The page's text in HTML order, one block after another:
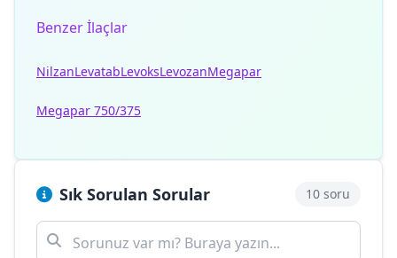
Benzer İlaçlar
NilzanLevatabLevoksLevozanMegapar
Megapar 750/375
Sık Sorulan Sorular 10 soru